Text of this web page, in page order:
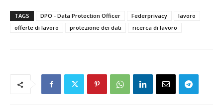
TAGS DPO - Data Protection Officer Federprivacy
lavoro
offerte di lavoro
protezione dei dati ricerca di lavoro